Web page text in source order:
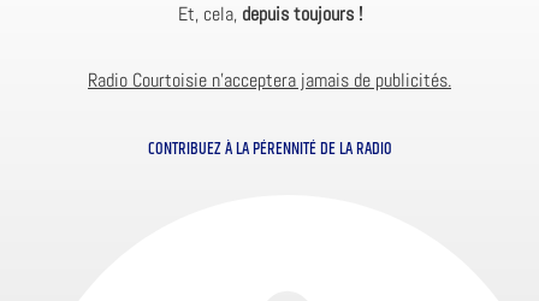
Et, cela, depuis toujours !
Radio Courtoisie n’acceptera jamais de publicités.
CONTRIBUEZ À LA PÉRENNITÉ DE LA RADIO